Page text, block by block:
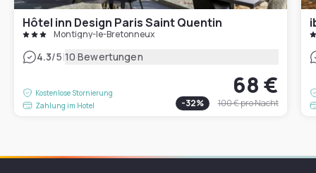
Hôtel inn Design Paris Saint Quentin
Montigny-le-Bretonneux
4.3/5|10 Bewertungen
Kostenlose Stornierung
Zahlung im Hotel
68 €
-32% 100 €pro Nacht